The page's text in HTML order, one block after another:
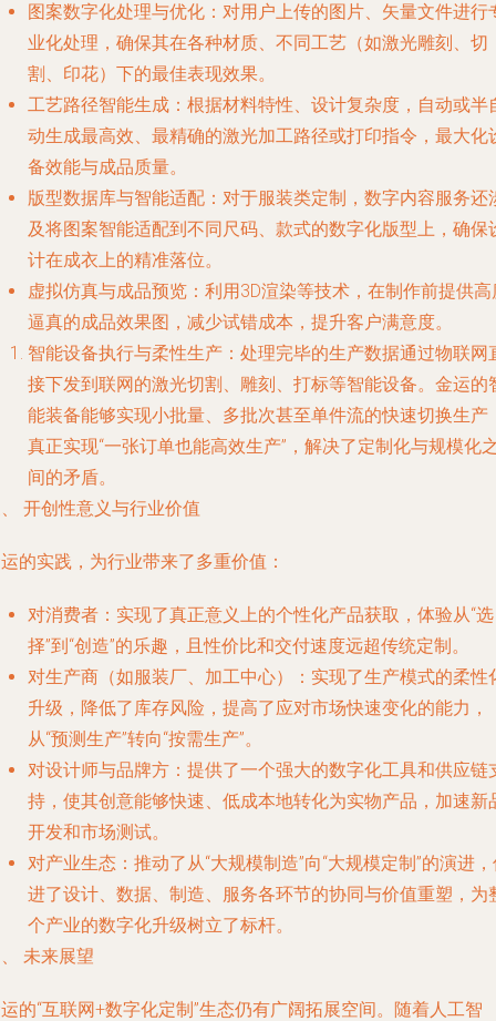
图案数字化处理与优化 ：对用户上传的图片、矢量文件进行
业化处理，确保其在各种材质、不同工艺（如激光雕刻、切
割、印花）下的最佳表现效果。
工艺路径智能生成 ：根据材料特性、设计复杂度，自动或半
动生成最高效、最精确的激光加工路径或打印指令，最大化
备效能与成品质量。
版型数据库与智能适配 ：对于服装类定制，数字内容服务还
及将图案智能适配到不同尺码、款式的数字化版型上，确保
计在成衣上的精准落位。
虚拟仿真与成品预览 ：利用3D渲染等技术，在制作前提供高
逼真的成品效果图，减少试错成本，提升客户满意度。
智能设备执行与柔性生产 ：处理完毕的生产数据通过物联网
接下发到联网的激光切割、雕刻、打标等智能设备。金运的
能装备能够实现小批量、多批次甚至单件流的快速切换生产
真正实现“一张订单也能高效生产”，解决了定制化与规模化
间的矛盾。
开创性意义与行业价值
的实践，为行业带来了多重价值：
对消费者 ：实现了真正意义上的个性化产品获取，体验从“选
择”到“创造”的乐趣，且性价比和交付速度远超传统定制。
对生产商（如服装厂、加工中心）
：实现了生产模式的柔性
升级，降低了库存风险，提高了应对市场快速变化的能力，
从“预测生产”转向“按需生产”。
对设计师与品牌方 ：提供了一个强大的数字化工具和供应链
持，使其创意能够快速、低成本地转化为实物产品，加速新
开发和市场测试。
对产业生态 ：推动了从“大规模制造”向“大规模定制”的演进
进了设计、数据、制造、服务各环节的协同与价值重塑，为
个产业的数字化升级树立了标杆。
未来展望
的“互联网+数字化定制”生态仍有广阔拓展空间。随着人工智